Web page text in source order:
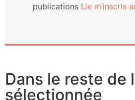
publi­ca­tions !Je m’ins­cris
Dans le reste de
sélectionnée